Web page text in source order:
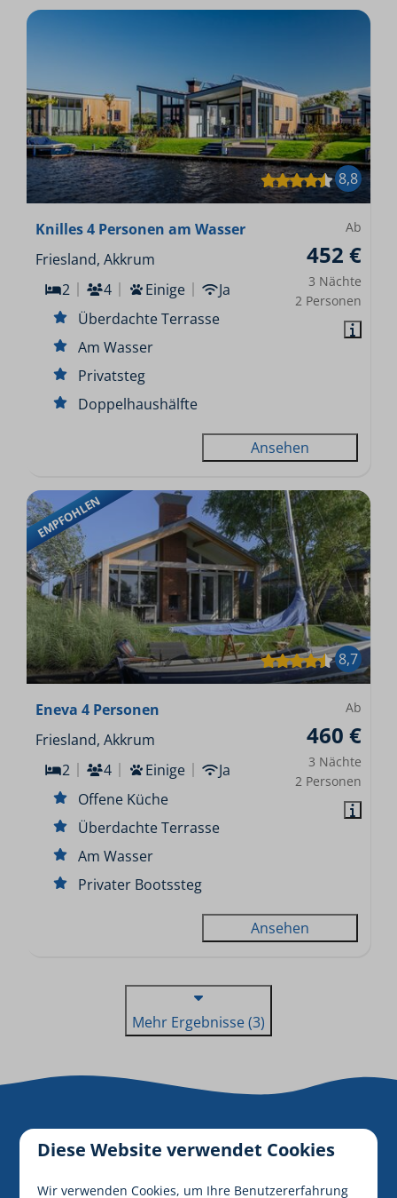
8,8
Ab
452 €
3 Nächte
2 Personen
Knilles 4 Personen am Wasser
Friesland, Akkrum
2
4 Einige
Ja
Überdachte Terrasse
Am Wasser
Privatsteg
Doppelhaushälfte
Ansehen
EMPFOHLEN
8,7
Ab
460 €
3 Nächte
2 Personen
Eneva 4 Personen
Friesland, Akkrum
2
4 Einige
Ja
Offene Küche
Überdachte Terrasse
Am Wasser
Privater Bootssteg
Ansehen
Mehr Ergebnisse (3)
Mieten Sie ein
Diese Website verwendet Cookies
Wir verwenden Cookies, um Ihre Benutzererfahrung